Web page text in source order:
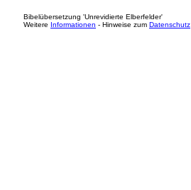
Bibelübersetzung 'Unrevidierte Elberfelder'
Weitere Informationen - Hinweise zum Datenschutz